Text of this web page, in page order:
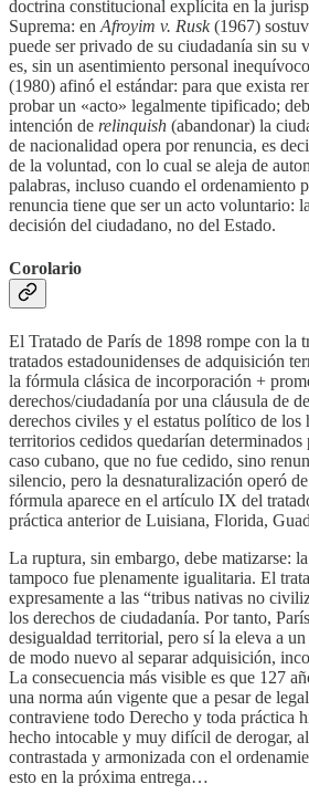
doctrina constitucional explícita en la
Suprema: en Afroyim v. Rusk(1967)
puede ser privado de su ciudadanía sin su
es, sin un asentimiento personal
(1980) afinó el estándar: para que exista
probar un «acto» legalmente tipificado;
intención de relinquish (abandonar) la
de nacionalidad opera por renuncia, es
de la voluntad, con lo cual se aleja de
palabras, incluso cuando el ordenamiento
renuncia tiene que ser un acto voluntario:
decisión del ciudadano, no del Estado.
Corolario
El Tratado de París de 1898 rompe con la
tratados estadounidenses de adquisición
la fórmula clásica de incorporación +
derechos/ciudadanía por una cláusula de
derechos civiles y el estatus político de los
territorios cedidos quedarían
caso cubano, que no fue cedido, sino
silencio, pero la desnaturalización operó
fórmula aparece en el artículo IX del
práctica anterior de Luisiana, Florida,
La ruptura, sin embargo, debe matizarse:
tampoco fue plenamente igualitaria. El
expresamente a las “tribus nativas no
los derechos de ciudadanía. Por tanto,
desigualdad territorial, pero sí la eleva a
de modo nuevo al separar adquisición,
La consecuencia más visible es que 127
una norma aún vigente que a pesar de
contraviene todo Derecho y toda práctica
hecho intocable y muy difícil de derogar,
contrastada y armonizada con el
esto en la próxima entrega…